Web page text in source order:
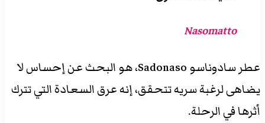
Nasomatto
عطر سادوناسو Sadonaso، هو البحث عن إحساس لا
يضاهى لرغبة سريه تتحقق، إنه عرق السعادة التي تترك
أثرها في الرحلة.